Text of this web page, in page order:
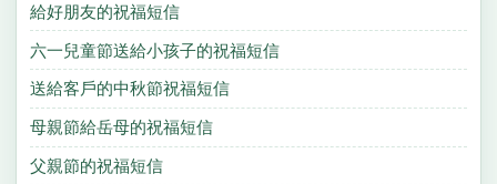
給好朋友的祝福短信
六一兒童節送給小孩子的祝福短信
送給客戶的中秋節祝福短信
母親節給岳母的祝福短信
父親節的祝福短信